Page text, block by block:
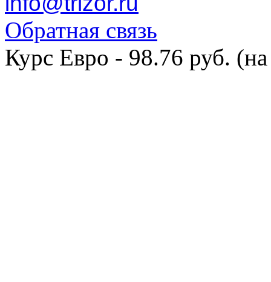
Обратная связь
Курс Евро - 98.76 руб.